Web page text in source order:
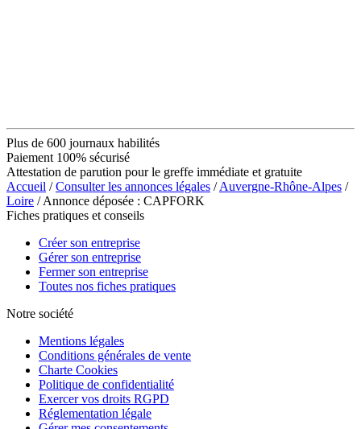
Plus de 600 journaux habilités
Paiement 100% sécurisé
Attestation de parution pour le greffe immédiate et gratuite
Accueil /Consulter les annonces légales /Auvergne-Rhône-Alpes /
Loire / Annonce déposée : CAPFORK
Fiches pratiques et conseils
Créer son entreprise
Gérer son entreprise
Fermer son entreprise
Toutes nos fiches pratiques
Notre société
Mentions légales
Conditions générales de vente
Charte Cookies
Politique de confidentialité
Exercer vos droits RGPD
Réglementation légale